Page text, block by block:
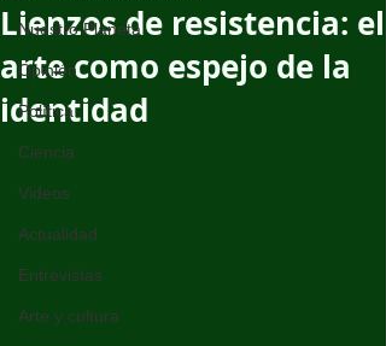
Nuestro Planeta
Opinión
Política
Ciencia
Videos
Actualidad
Entrevistas
Arte y cultura
Lienzos de resistencia: el
arte como espejo de la
identidad